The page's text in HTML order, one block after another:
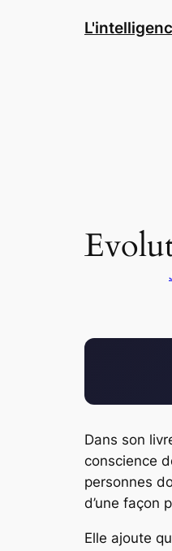
Dans son
conscience
personnes
d’une façon
Elle ajoute